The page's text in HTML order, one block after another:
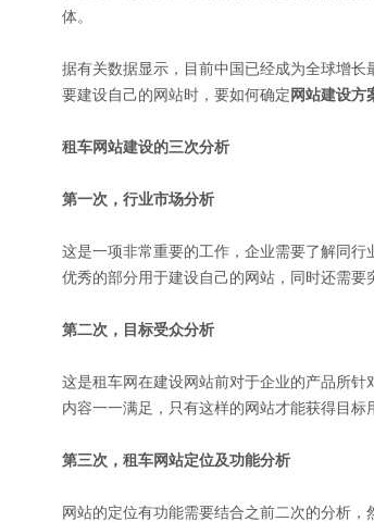
体。
据有关数据显示，目前中国已经成为全球增
要建设自己的网站时，要如何确定 网站建设方
租车网站建设的三次分析
第一次，行业市场分析
这是一项非常重要的工作，企业需要了解同
优秀的部分用于建设自己的网站，同时还需要
第二次，目标受众分析
这是租车网在建设网站前对于企业的产品所
内容一一满足，只有这样的网站才能获得目标
第三次，租车网站定位及功能分析
网站的定位有功能需要结合之前二次的分析